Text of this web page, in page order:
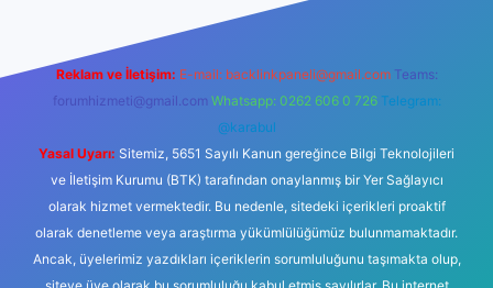
Reklam ve İletişim: E-mail: backlinkpaneli@gmail.com Teams:
forumhizmeti@gmail.com Whatsapp: 0262 606 0 726 Telegram:
@karabul
Yasal Uyarı: Sitemiz, 5651 Sayılı Kanun gereğince Bilgi Teknolojileri
ve İletişim Kurumu (BTK) tarafından onaylanmış bir Yer Sağlayıcı
olarak hizmet vermektedir. Bu nedenle, sitedeki içerikleri proaktif
olarak denetleme veya araştırma yükümlülüğümüz bulunmamaktadır.
Ancak, üyelerimiz yazdıkları içeriklerin sorumluluğunu taşımakta olup,